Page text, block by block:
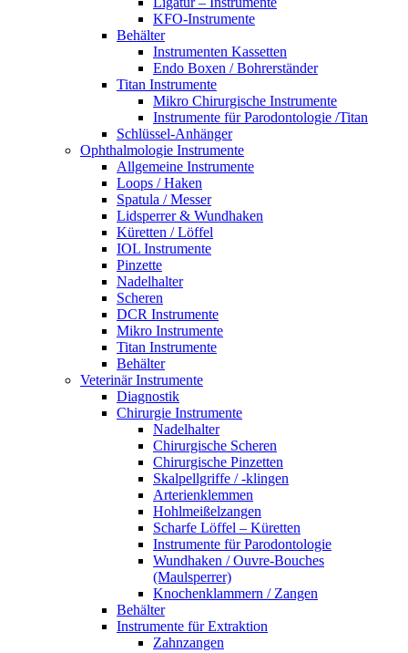
KFO-Instrumente
Behälter
Instrumenten Kassetten
Endo Boxen / Bohrerständer
Titan Instrumente
Mikro Chirurgische Instrumente
Instrumente für Parodontologie /Titan
Schlüssel-Anhänger
Ophthalmologie Instrumente
Allgemeine Instrumente
Loops / Haken
Spatula / Messer
Lidsperrer & Wundhaken
Küretten / Löffel
IOL Instrumente
Pinzette
Nadelhalter
Scheren
DCR Instrumente
Mikro Instrumente
Titan Instrumente
Behälter
Veterinär Instrumente
Diagnostik
Chirurgie Instrumente
Nadelhalter
Chirurgische Scheren
Chirurgische Pinzetten
Skalpellgriffe / -klingen
Arterienklemmen
Hohlmeißelzangen
Scharfe Löffel – Küretten
Instrumente für Parodontologie
Wundhaken / Ouvre-Bouches
(Maulsperrer)
Knochenklammern / Zangen
Behälter
Instrumente für Extraktion
Zahnzangen